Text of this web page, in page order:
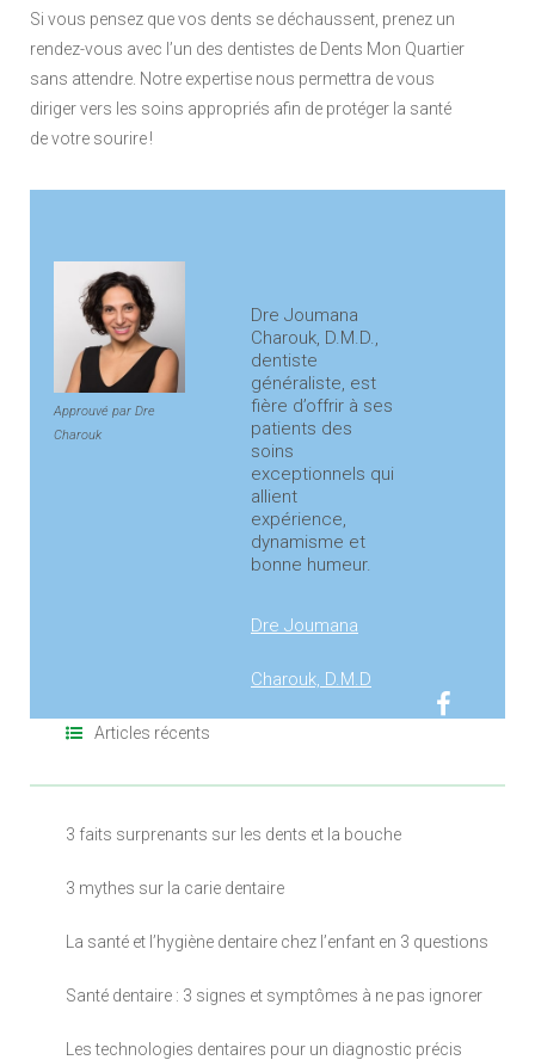
Si vous pensez que vos dents se déchaussent, prenez un
rendez-vous avec l’un des dentistes de Dents Mon Quartier
sans attendre. Notre expertise nous permettra de vous
diriger vers les soins appropriés afin de protéger la santé
de votre sourire !
Approuvé par Dre
Charouk
Dre Joumana
Charouk, D.M.D.,
dentiste
généraliste, est
fière d’offrir à ses
patients des
soins
exceptionnels qui
allient
expérience,
dynamisme et
bonne humeur.
Dre Joumana
Charouk, D.M.D
Articles récents
3 faits surprenants sur les dents et la bouche
3 mythes sur la carie dentaire
La santé et l’hygiène dentaire chez l’enfant en 3 questions
Santé dentaire : 3 signes et symptômes à ne pas ignorer
Les technologies dentaires pour un diagnostic précis